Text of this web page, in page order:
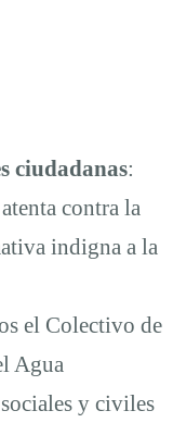
ciudadanas:
contra la
indigna a la
el Colectivo de
Agua
y civiles